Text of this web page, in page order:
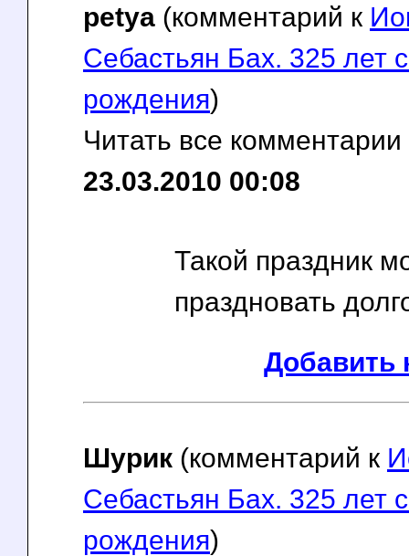
petya (комментарий к
Себастьян Бах. 325 лет
рождения)
Читать все комментарии
23.03.2010 00:08
Такой праздник
праздновать
Добавить
Шурик (комментарий к
Себастьян Бах. 325 лет
рождения)